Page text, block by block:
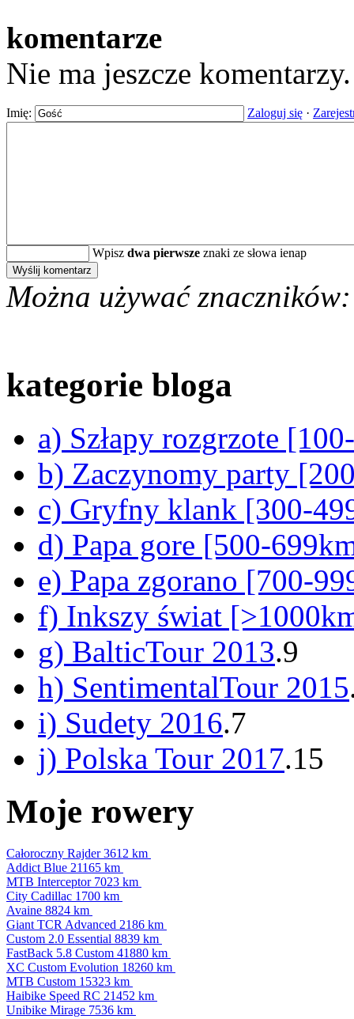
komentarze
Nie ma jeszcze
Imię: Zaloguj się ·
Wpisz dwa pierwsze znaki ze słowa ienap
Można używać znaczników:
kategorie bloga
a) Szłapy rozgrzote
b) Zaczynomy party
c) Gryfny klank [300-
d) Papa gore [500-
e) Papa zgorano [700-
f) Inkszy świat
g) BalticTour 2013.9
h) SentimentalTour 2015
i) Sudety 2016.7
j) Polska Tour 2017.15
Moje rowery
Całoroczny Rajder3612 km
Addict Blue 21165 km
MTB Interceptor 7023 km
City Cadillac 1700 km
Avaine 8824 km
Giant TCR Advanced 2186 km
Custom 2.0 Essential 8839 km
FastBack 5.8 Custom 41880 km
XC Custom Evolution 18260 km
MTB Custom 15323 km
Haibike Speed RC 21452 km
Unibike Mirage 7536 km